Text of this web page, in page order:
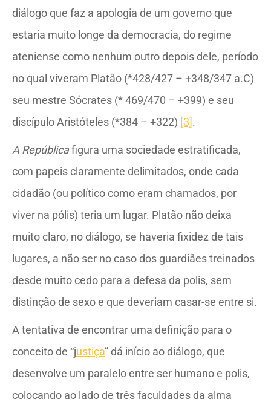
diálogo que faz a apologia de um governo que
estaria muito longe da democracia, do regime
ateniense como nenhum outro depois dele, período
no qual viveram Platão (*428/427 – +348/347 a.C)
seu mestre Sócrates (* 469/470 – +399) e seu
discípulo Aristóteles (*384 – +322) [3].
A Repúblicafigura uma sociedade estratificada,
com papeis claramente delimitados, onde cada
cidadão (ou político como eram chamados, por
viver na pólis) teria um lugar. Platão não deixa
muito claro, no diálogo, se haveria fixidez de tais
lugares, a não ser no caso dos guardiães treinados
desde muito cedo para a defesa da polis, sem
distinção de sexo e que deveriam casar-se entre si.
A tentativa de encontrar uma definição para o
conceito de “justiça” dá início ao diálogo, que
desenvolve um paralelo entre ser humano e polis,
colocando ao lado de três faculdades da alma